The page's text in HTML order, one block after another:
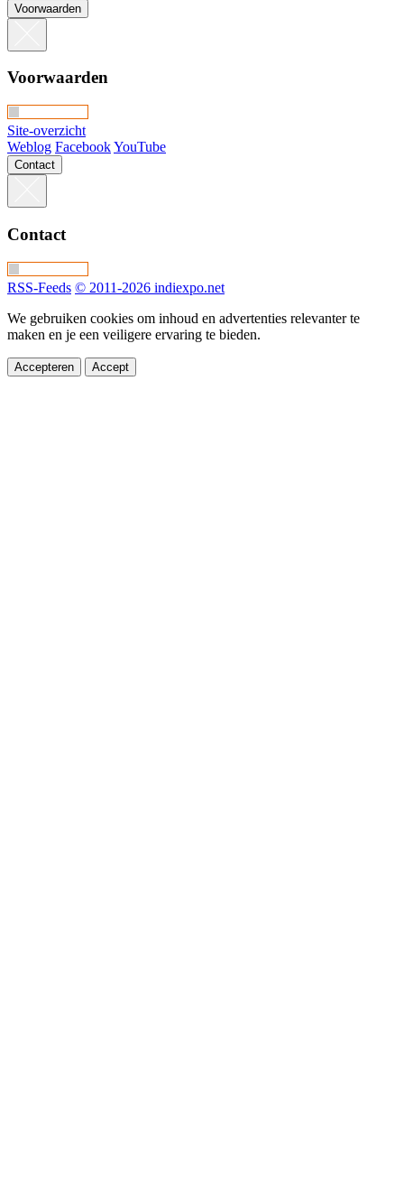
Voorwaarden
Voorwaarden
Site-overzicht
Weblog FacebookYouTube
Contact
Contact
RSS-Feeds © 2011-2026 indiexpo.net
We gebruiken cookies om inhoud en advertenties relevanter te
maken en je een veiligere ervaring te bieden.
Accepteren Accept